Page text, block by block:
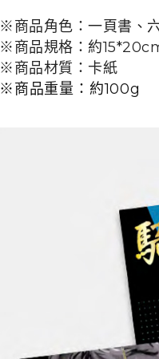
※商品角色：一頁書、
※商品規格：約
※商品材質：卡紙
※商品重量：約100g